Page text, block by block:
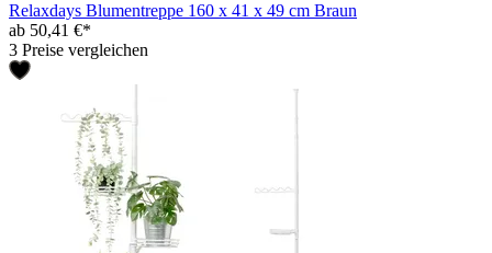
Relaxdays Blumentreppe 160 x 41 x 49 cm Braun
ab 50,41 €*
3 Preise vergleichen